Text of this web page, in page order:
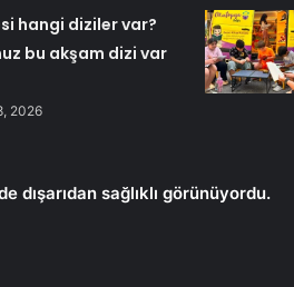
hangi diziler var?
bu akşam dizi var
2026
dışarıdan sağlıklı görünüyordu.